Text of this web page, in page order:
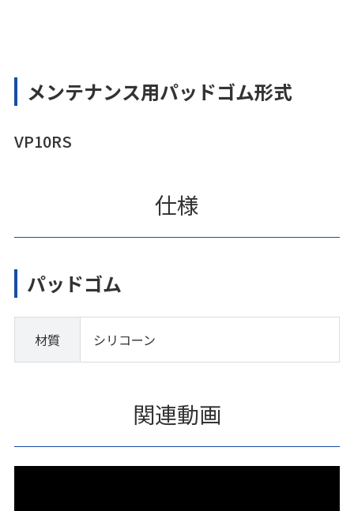
メンテナンス用パッドゴム形式
VP10RS
仕様
パッドゴム
材質 シリコーン
関連動画